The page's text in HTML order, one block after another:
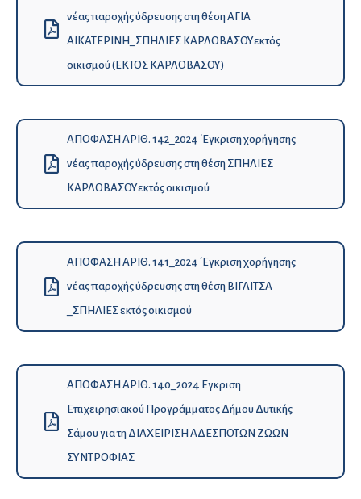
νέας παροχής ύδρευσης στη θέση ΑΓΙΑ
ΑΙΚΑΤΕΡΙΝΗ_ΣΠΗΛΙΕΣ KΑΡΛΟΒΑΣΟΥεκτός
οικισμού (ΕΚΤΟΣ ΚΑΡΛΟΒΑΣΟΥ)
ΑΠΟΦΑΣΗ ΑΡΙΘ. 142_2024 ΄Εγκριση χορήγησης
νέας παροχής ύδρευσης στη θέση ΣΠΗΛΙΕΣ
KΑΡΛΟΒΑΣΟΥεκτός οικισμού
ΑΠΟΦΑΣΗ ΑΡΙΘ. 141_2024 ΄Εγκριση χορήγησης
νέας παροχής ύδρευσης στη θέση ΒΙΓΛΙΤΣΑ
_ΣΠΗΛΙΕΣ εκτός οικισμού
ΑΠΟΦΑΣΗ ΑΡΙΘ. 140_2024 Εγκριση
Eπιχειρησιακού Προγράμματος Δήμου Δυτικής
Σάμου για τη ΔΙΑΧΕΙΡΙΣΗ ΑΔΕΣΠΟΤΩΝ ΖΩΩΝ
ΣΥΝΤΡΟΦΙΑΣ